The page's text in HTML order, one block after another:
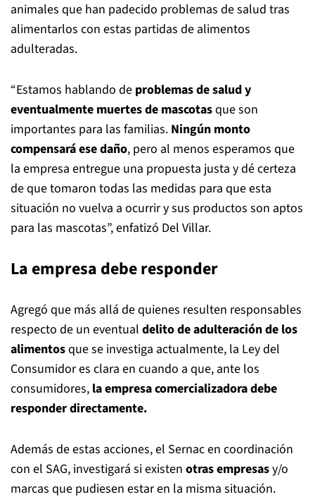
animales que han padecido problemas de salud tras
alimentarlos con estas partidas de alimentos
adulteradas.
“Estamos hablando de problemas de salud y
eventualmente muertes de mascotasque son
importantes para las familias. Ningún monto
compensará ese daño, pero al menos esperamos que
la empresa entregue una propuesta justa y dé certeza
de que tomaron todas las medidas para que esta
situación no vuelva a ocurrir y sus productos son aptos
para las mascotas”, enfatizó Del Villar.
La empresa debe responder
Agregó que más allá de quienes resulten responsables
respecto de un eventual delito de adulteración de los
alimentosque se investiga actualmente, la Ley del
Consumidor es clara en cuando a que, ante los
consumidores, la empresa comercializadora debe
responder directamente.
Además de estas acciones, el Sernac en coordinación
con el SAG, investigará si existen otras empresasy/o
marcas que pudiesen estar en la misma situación.